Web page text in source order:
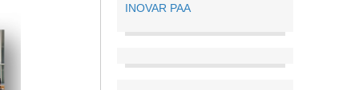
INOVAR PAA